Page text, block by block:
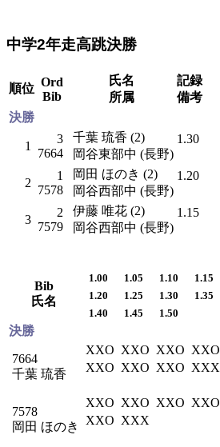
中学2年走高跳決勝
順位 Ord
Bib
氏名
所属
記録
備考
決勝
1
3
7664
千葉 琉香 (2)
岡谷東部中 (長野)
1.30
2
1
7578
岡田 ほのき (2)
岡谷西部中 (長野)
1.20
3
2
7579
伊藤 唯花 (2)
岡谷西部中 (長野)
1.15
Bib
氏名
1.00 1.05 1.10
1.15
1.20
1.25 1.30
1.35
1.40
1.45 1.50
決勝
7664
千葉 琉香
XXO XXO XXO XXO
XXO XXO XXO XXX
7578
岡田 ほのき
XXO XXO XXO XXO
XXO XXX